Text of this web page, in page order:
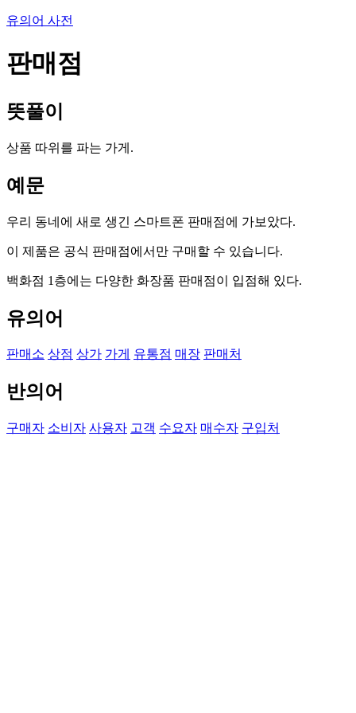
유의어 사전
판매점
뜻풀이
상품 따위를 파는 가게.
예문
우리 동네에 새로 생긴 스마트폰 판매점에 가보았다.
이 제품은 공식 판매점에서만 구매할 수 있습니다.
백화점 1층에는 다양한 화장품 판매점이 입점해 있다.
유의어
판매소 상점 상가 가게 유통점 매장 판매처
반의어
구매자 소비자 사용자 고객 수요자 매수자 구입처